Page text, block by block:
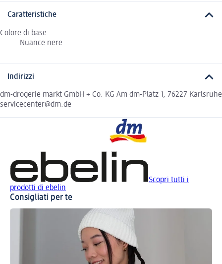
Caratteristiche
Colore di base:
Nuance nere
Indirizzi
dm-drogerie markt GmbH + Co. KG Am dm-Platz 1, 76227 Karlsruhe
servicecenter@dm.de
Scopri tutti i
prodotti di ebelin
Consigliati per te